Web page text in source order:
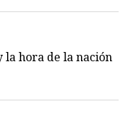
la hora de la nación